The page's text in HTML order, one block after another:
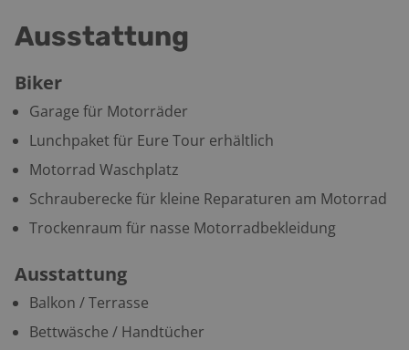
Ausstattung
Biker
Garage für Motorräder
Lunchpaket für Eure Tour erhältlich
Motorrad Waschplatz
Schrauberecke für kleine Reparaturen am Motorrad
Trockenraum für nasse Motorradbekleidung
Ausstattung
Balkon / Terrasse
Bettwäsche / Handtücher